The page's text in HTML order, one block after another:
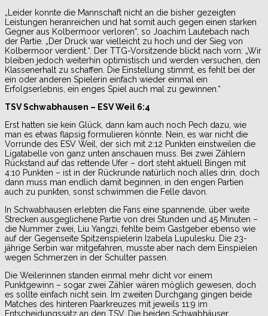
„Leider konnte die Mannschaft nicht an die bisher gezeigten
Leistungen heranreichen und hat somit auch gegen einen starken
Gegner aus Kolbermoor verloren“, so Joachim Lautebach nach
der Partie. „Der Druck war vielleicht zu hoch und der Sieg von
Kolbermoor verdient.“. Der TTG-Vorsitzende blickt nach vorn: „Wir
bleiben jedoch weiterhin optimistisch und werden versuchen, den
Klassenerhalt zu schaffen. Die Einstellung stimmt, es fehlt bei der
ein oder anderen Spielerin einfach wieder einmal ein
Erfolgserlebnis, ein enges Spiel auch mal zu gewinnen.“
TSV Schwabhausen – ESV Weil 6:4
Erst hatten sie kein Glück, dann kam auch noch Pech dazu, wie
man es etwas flapsig formulieren könnte. Nein, es war nicht die
Vorrunde des ESV Weil, der sich mit 2:12 Punkten einstweilen die
Ligatabelle von ganz unten anschauen muss. Bei zwei Zählern
Rückstand auf das rettende Ufer – dort steht aktuell Bingen mit
4:10 Punkten – ist in der Rückrunde natürlich noch alles drin, doch
dann muss man endlich damit beginnen, in den engen Partien
auch zu punkten, sonst schwimmen die Felle davon.
In Schwabhausen erlebten die Fans eine spannende, über weite
Strecken ausgeglichene Partie von drei Stunden und 45 Minuten –
die Nummer zwei, Liu Yangzi, fehlte beim Gastgeber ebenso wie
auf der Gegenseite Spitzenspielerin Izabela Lupulesku. Die 23-
jährige Serbin war mitgefahren, musste aber nach dem Einspielen
wegen Schmerzen in der Schulter passen.
Die Weilerinnen standen einmal mehr dicht vor einem
Punktgewinn – sogar zwei Zähler wären möglich gewesen, doch
es sollte einfach nicht sein. Im zweiten Durchgang gingen beide
Matches des hinteren Paarkreuzes mit jeweils 11:9 im
Entscheidungssatz an den TSV. Die beiden Schwabhäuser